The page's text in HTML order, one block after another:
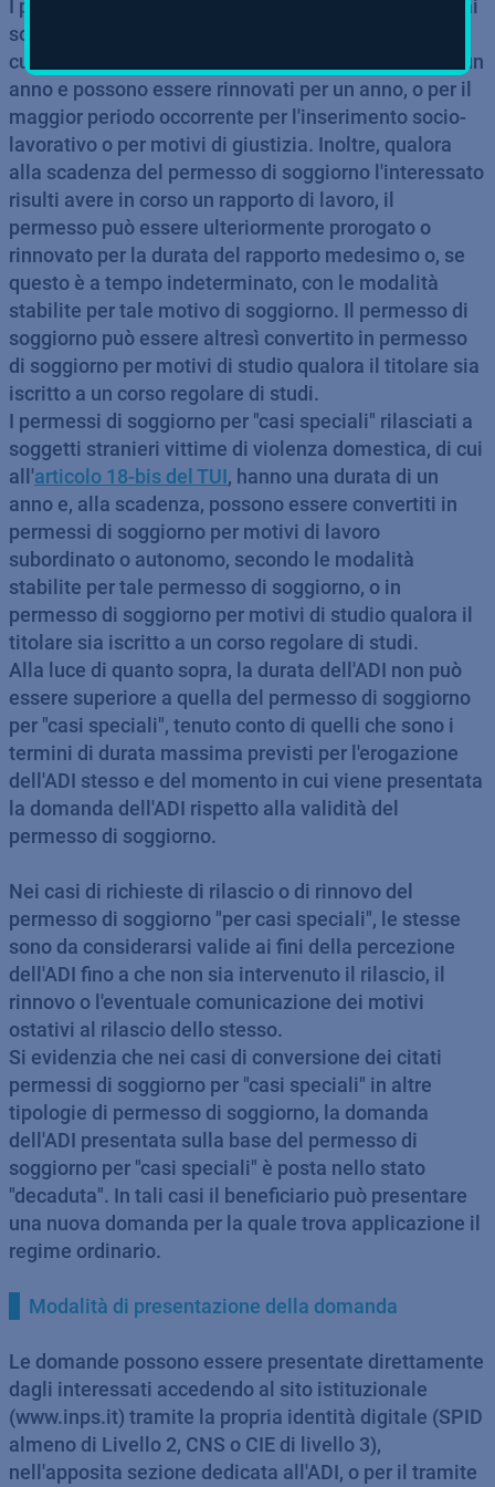
I permessi di soggiorno per "casi speciali" rilasciati ai
soggetti stranieri per motivi di protezione sociale di
cui all'
, hanno anch'essi durata di un
anno e possono essere rinnovati per un anno, o per il
maggior periodo occorrente per l'inserimento socio-
lavorativo o per motivi di giustizia. Inoltre, qualora
alla scadenza del permesso di soggiorno l'interessato
risulti avere in corso un rapporto di lavoro, il
permesso può essere ulteriormente prorogato o
rinnovato per la durata del rapporto medesimo o, se
questo è a tempo indeterminato, con le modalità
stabilite per tale motivo di soggiorno. Il permesso di
soggiorno può essere altresì convertito in permesso
di soggiorno per motivi di studio qualora il titolare sia
iscritto a un corso regolare di studi.
I permessi di soggiorno per "casi speciali" rilasciati a
soggetti stranieri vittime di violenza domestica, di cui
all'articolo 18-bis del TUI, hanno una durata di un
anno e, alla scadenza, possono essere convertiti in
permessi di soggiorno per motivi di lavoro
subordinato o autonomo, secondo le modalità
stabilite per tale permesso di soggiorno, o in
permesso di soggiorno per motivi di studio qualora il
titolare sia iscritto a un corso regolare di studi.
Alla luce di quanto sopra, la durata dell'ADI non può
essere superiore a quella del permesso di soggiorno
per "casi speciali", tenuto conto di quelli che sono i
termini di durata massima previsti per l'erogazione
dell'ADI stesso e del momento in cui viene presentata
la domanda dell'ADI rispetto alla validità del
permesso di soggiorno.
Nei casi di richieste di rilascio o di rinnovo del
permesso di soggiorno "per casi speciali", le stesse
sono da considerarsi valide ai fini della percezione
dell'ADI fino a che non sia intervenuto il rilascio, il
rinnovo o l'eventuale comunicazione dei motivi
ostativi al rilascio dello stesso.
Si evidenzia che nei casi di conversione dei citati
permessi di soggiorno per "casi speciali" in altre
tipologie di permesso di soggiorno, la domanda
dell'ADI presentata sulla base del permesso di
soggiorno per "casi speciali" è posta nello stato
"decaduta". In tali casi il beneficiario può presentare
una nuova domanda per la quale trova applicazione il
regime ordinario.
Modalità di presentazione della domanda
Le domande possono essere presentate direttamente
dagli interessati accedendo al sito istituzionale
(www.inps.it) tramite la propria identità digitale (SPID
almeno di Livello 2, CNS o CIE di livello 3),
nell'apposita sezione dedicata all'ADI, o per il tramite